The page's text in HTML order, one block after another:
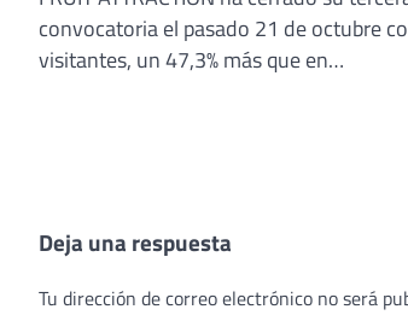
convocatoria el pasado 21 de octubre
visitantes, un 47,3% más que en…
Deja una respuesta
Tu dirección de correo electrónico no será